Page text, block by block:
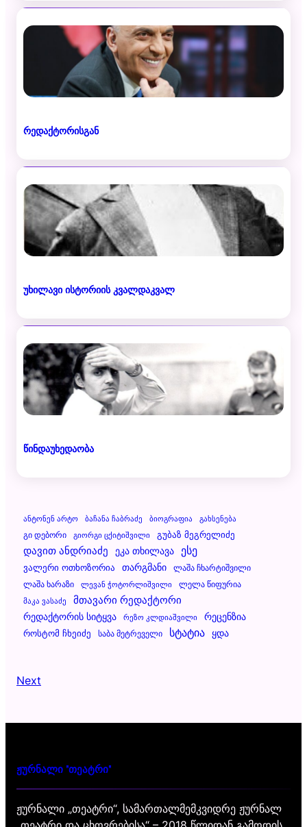
რედაქტორისგან
უხილავი ისტორიის კვალდაკვალ
წინდაუხედაობა
Ანტონენ Არტო Ბაჩანა Ჩაბრაძე Ბიოგრაფია
Გახსენება
Გი Დებორი
Გიორგი Ცქიტიშვილი Გუბაზ Მეგრელიძე
Დავით Ანდრიაძე Ეკა Თხილავა Ესე
Ვალერი Ოთხოზორია Თარგმანი Ლაშა Ჩხარტიშვილი
Ლაშა Ხარაზი Ლევან Ჭოტორლიშვილი
Ლელა Წიფურია
Მაკა Ვასაძე
Მთავარი Რედაქტორი
Რედაქტორის Სიტყვა Რეზო Კლდიაშვილი Რეცენზია
Როსტომ Ჩხეიძე Საბა Მეტრეველი Სტატია Ყდა
Next
ჟურნალი "თეატრი"
ჟურნალი „თეატრი“, სამართალმემკვიდრე ჟურნალ